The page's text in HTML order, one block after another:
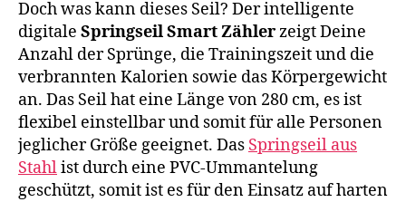
Doch was kann dieses Seil? Der intelligente
digitale Springseil Smart Zählerzeigt Deine
Anzahl der Sprünge, die Trainingszeit und die
verbrannten Kalorien sowie das Körpergewicht
an. Das Seil hat eine Länge von 280 cm, es ist
flexibel einstellbar und somit für alle Personen
jeglicher Größe geeignet. Das Springseil aus
Stahlist durch eine PVC-Ummantelung
geschützt, somit ist es für den Einsatz auf harten